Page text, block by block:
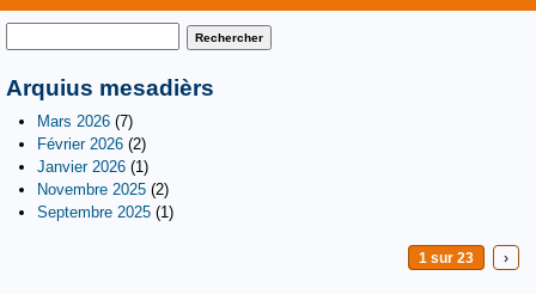
Formulaire de recherche
Arquius mesadièrs
Mars 2026 (7)
Février 2026 (2)
Janvier 2026 (1)
Novembre 2025 (2)
Septembre 2025 (1)
1 sur 23 ›